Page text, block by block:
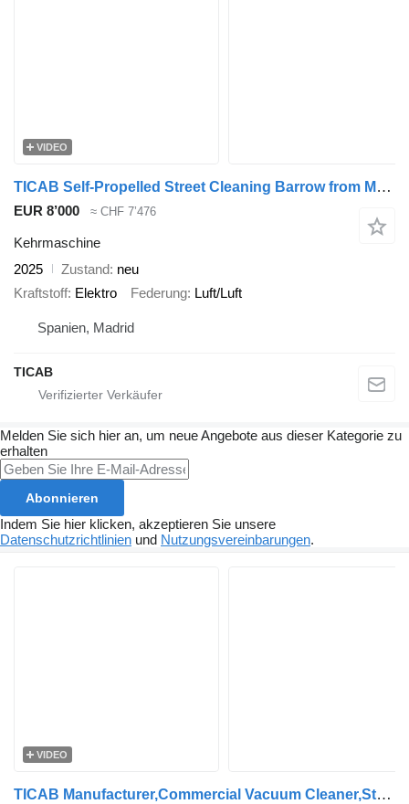
VIDEO
TICAB Self-Propelled Street Cleaning Barrow from Manufacturer
EUR 8’000 ≈ CHF 7’476
Kehrmaschine
2025
Zustand neu
Kraftstoff Elektro Federung Luft/Luft
Spanien, Madrid
TICAB
Melden Sie sich hier an, um neue Angebote aus dieser Kategorie zu
erhalten
Abonnieren
Indem Sie hier klicken, akzeptieren Sie unsere
Datenschutzrichtlinien und Nutzungsvereinbarungen.
VIDEO
TICAB Manufacturer,Commercial Vacuum Cleaner,Street Sweeper